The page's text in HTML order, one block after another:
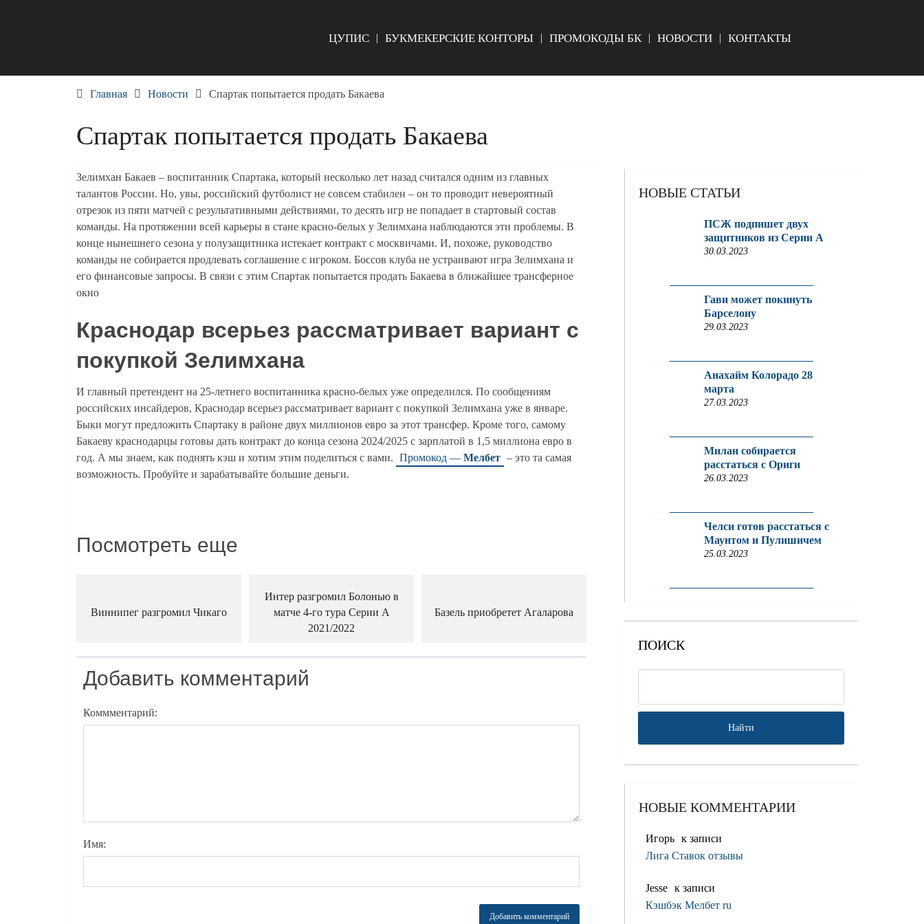
ЦУПИС БУКМЕКЕРСКИЕ КОНТОРЫ ПРОМОКОДЫ БК НОВОСТИ КОНТАКТЫ
Главная Новости Спартак попытается продать Бакаева
Спартак попытается продать Бакаева
Зелимхан Бакаев – воспитанник Спартака, который несколько лет назад считался одним из главных
талантов России. Но, увы, российский футболист не совсем стабилен – он то проводит невероятный
отрезок из пяти матчей с результативными действиями, то десять игр не попадает в стартовый состав
команды. На протяжении всей карьеры в стане красно-белых у Зелимхана наблюдаются эти проблемы. В
конце нынешнего сезона у полузащитника истекает контракт с москвичами. И, похоже, руководство
команды не собирается продлевать соглашение с игроком. Боссов клуба не устраивают игра Зелимхана и
его финансовые запросы. В связи с этим Спартак попытается продать Бакаева в ближайшее трансферное
окно
Краснодар всерьез рассматривает вариант с
покупкой Зелимхана
И главный претендент на 25-летнего воспитанника красно-белых уже определился. По сообщениям
российских инсайдеров, Краснодар всерьез рассматривает вариант с покупкой Зелимхана уже в январе.
Быки могут предложить Спартаку в районе двух миллионов евро за этот трансфер. Кроме того, самому
Бакаеву краснодарцы готовы дать контракт до конца сезона 2024/2025 с зарплатой в 1,5 миллиона евро в
год. А мы знаем, как поднять кэш и хотим этим поделиться с вами. Промокод — Мелбет – это та самая
возможность. Пробуйте и зарабатывайте большие деньги.
Посмотреть еще
Виннипег разгромил Чикаго
Интер разгромил Болонью в
матче 4-го тура Серии А
2021/2022
Базель приобретет Агаларова
Добавить комментарий
Коммментарий:
Имя:
НОВЫЕ СТАТЬИ
ПСЖ подпишет двух
защитников из Серии A
30.03.2023
Гави может покинуть
Барселону
29.03.2023
Анахайм Колорадо 28
марта
27.03.2023
Милан собирается
расстаться с Ориги
26.03.2023
Челси готов расстаться с
Маунтом и Пулишичем
25.03.2023
ПОИСК
НОВЫЕ КОММЕНТАРИИ
Игорь к записи
Лига Ставок отзывы
Jesse к записи
Кэшбэк Мелбет ru